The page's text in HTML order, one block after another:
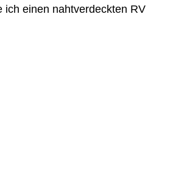
ich einen nahtverdeckten RV